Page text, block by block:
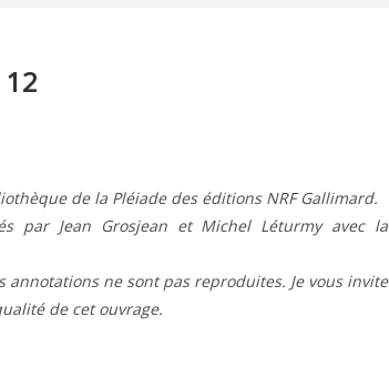
de la Pléiade des éditions NRF Gallimard.
par Jean Grosjean et Michel Léturmy avec la
ne sont pas reproduites. Je vous invite
de cet ouvrage.